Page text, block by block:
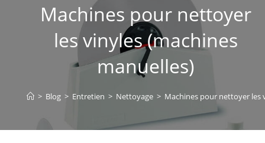
Machines pour nettoyer
les vinyles (machines
manuelles)
> Blog > Entretien > Nettoyage > Machines pour nettoyer les